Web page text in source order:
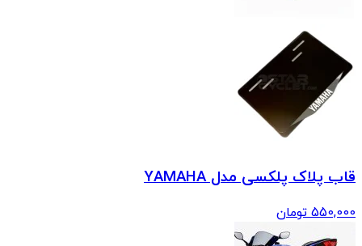
قاب پلاک پلکسی مدل YAMAHA
550,000 تومان